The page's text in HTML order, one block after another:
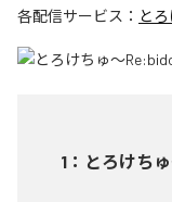
各配信サービス： と
1 ： とろけち